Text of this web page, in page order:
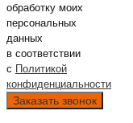
обработку моих
персональных
данных
в соответствии
с Политикой
конфиденциальности